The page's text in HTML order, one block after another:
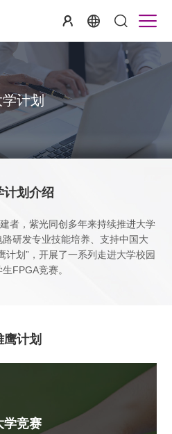
学计划
计划介绍
者，紫光同创多年来持续推进大学
研发专业技能培养、支持中国大
计划”，开展了一系列走进大学校园
FPGA竞赛。
鹰计划
学竞赛